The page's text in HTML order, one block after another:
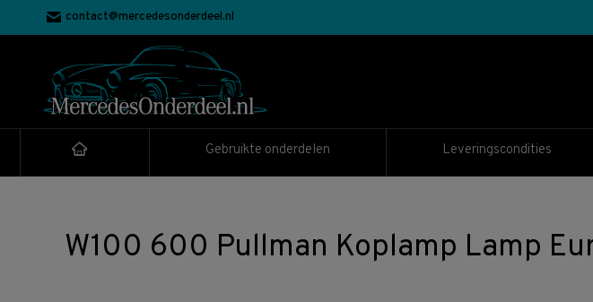
contact@mercedesonderdeel.nl
Gebruikte onderdelen Leveringscondities
W100 600 Pullman Koplamp Lamp